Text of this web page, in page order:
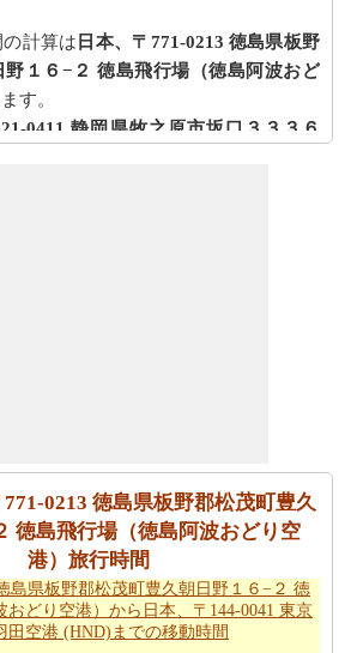
計算は 日本、〒771-0213 徳島県板野
野１６−２ 徳島飛行場（徳島阿波おど
す。
0411 静岡県牧之原市坂口３３３６
）までの方向を参照してください。
の旅を計画する際に走行距離を知る必
本、〒771-0213 徳島県板野郡松茂町豊
島飛行場（徳島阿波おどり空港）か
静岡県牧之原市坂口３３３６−４ 静
空港）までの距離を探します
0213 徳島県板野郡松茂町豊久
徳島飛行場（徳島阿波おどり空
港）旅行時間
島県板野郡松茂町豊久朝日野１６−２ 徳
おどり空港）から日本、〒144-0041 東京
田空港 (HND)までの移動時間